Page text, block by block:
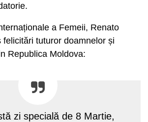
a Femeii, Renato
felicitări tuturor doamnelor și
Republica Moldova:
zi specială de 8 Martie,